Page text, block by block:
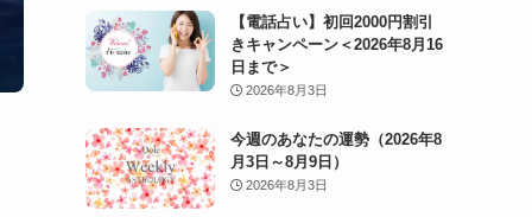
【電話占い】初回2000円割引
きキャンペーン＜2026年8月16
日まで＞
2026年8月3日
今週のあなたの運勢（2026年8
月3日～8月9日）
2026年8月3日